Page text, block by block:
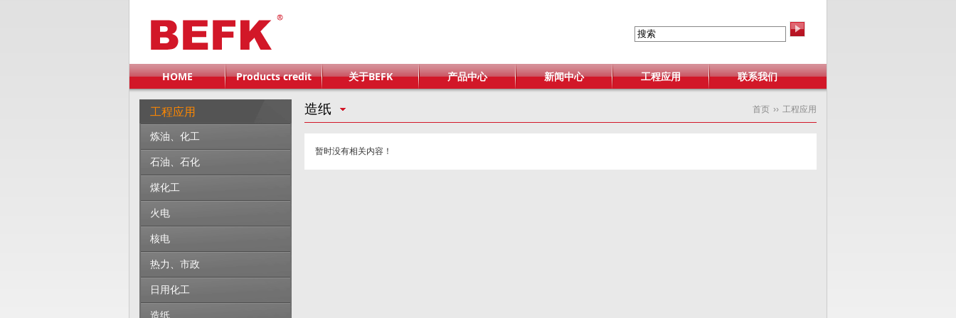
HOME Products credit 关于BEFK 产品中心 新闻中心 工程应用 联系我们
工程应用
炼油、化工
石油、石化
煤化工
火电
核电
热力、市政
日用化工
造纸
造纸 首页 ›› 工程应用
暂时没有相关内容！